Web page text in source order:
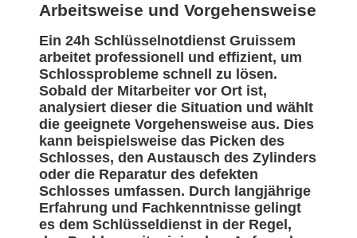
Arbeitsweise und Vorgehensweise
Ein 24h Schlüsselnotdienst Gruissem
arbeitet professionell und effizient, um
Schlossprobleme schnell zu lösen.
Sobald der Mitarbeiter vor Ort ist,
analysiert dieser die Situation und wählt
die geeignete Vorgehensweise aus. Dies
kann beispielsweise das Picken des
Schlosses, den Austausch des Zylinders
oder die Reparatur des defekten
Schlosses umfassen. Durch langjährige
Erfahrung und Fachkenntnisse gelingt
es dem Schlüsseldienst in der Regel,